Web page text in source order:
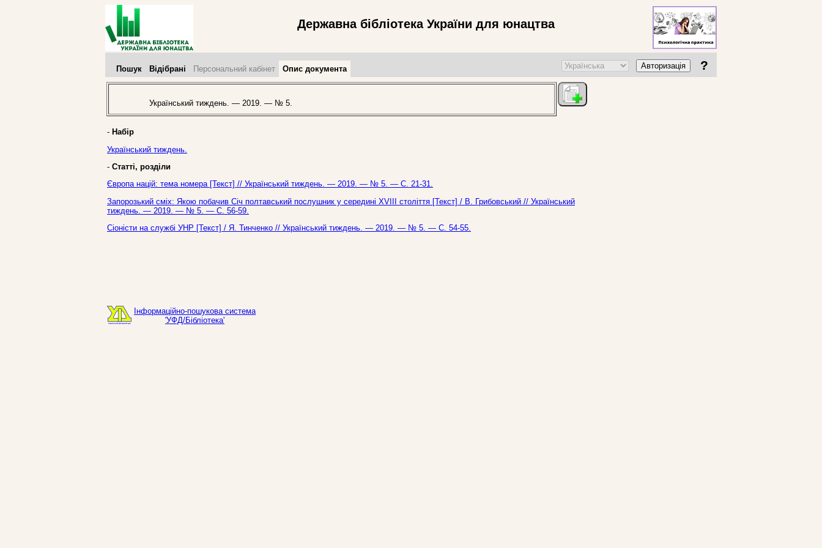
Державна бібліотека України для юнацтва
Пошук Відібрані Персональний кабінет Опис документа Авторизація ?
Український тиждень. — 2019. — № 5.
- Набір
Український тиждень.
- Статті, розділи
Європа націй: тема номера [Текст] // Український тиждень. — 2019. — № 5. — С. 21-31.
Запорозький сміх: Якою побачив Січ полтавський послушник у середині ХVІІІ століття [Текст] / В. Грибовський // Український
тиждень. — 2019. — № 5. — С. 56-59.
Сіоністи на службі УНР [Текст] / Я. Тинченко // Український тиждень. — 2019. — № 5. — С. 54-55.
Інформаційно-пошукова система
'УФД/Бібліотека'